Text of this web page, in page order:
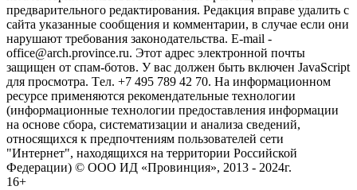
предварительного редактирования. Редакция вправе удалить с
сайта указанные сообщения и комментарии, в случае если они
нарушают требования законодательства. E-mail -
office@arch.province.ru. Этот адрес электронной почты
защищен от спам-ботов. У вас должен быть включен JavaScript
для просмотра. Tел. +7 495 789 42 70. На информационном
ресурсе применяются рекомендательные технологии
(информационные технологии предоставления информации
на основе сбора, систематизации и анализа сведений,
относящихся к предпочтениям пользователей сети
"Интернет", находящихся на территории Российской
Федерации) © ООО ИД «Провинция», 2013 - 2024г.
16+